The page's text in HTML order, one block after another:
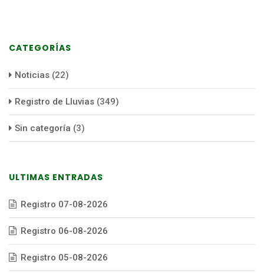
CATEGORÍAS
Noticias (22)
Registro de Lluvias (349)
Sin categoría (3)
ULTIMAS ENTRADAS
Registro 07-08-2026
Registro 06-08-2026
Registro 05-08-2026